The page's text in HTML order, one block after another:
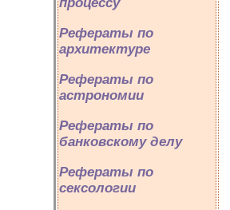
Рефераты по
архитектуре
Рефераты по
астрономии
Рефераты по
банковскому делу
Рефераты по
сексологии